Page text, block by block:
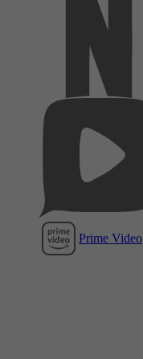
Prime Video